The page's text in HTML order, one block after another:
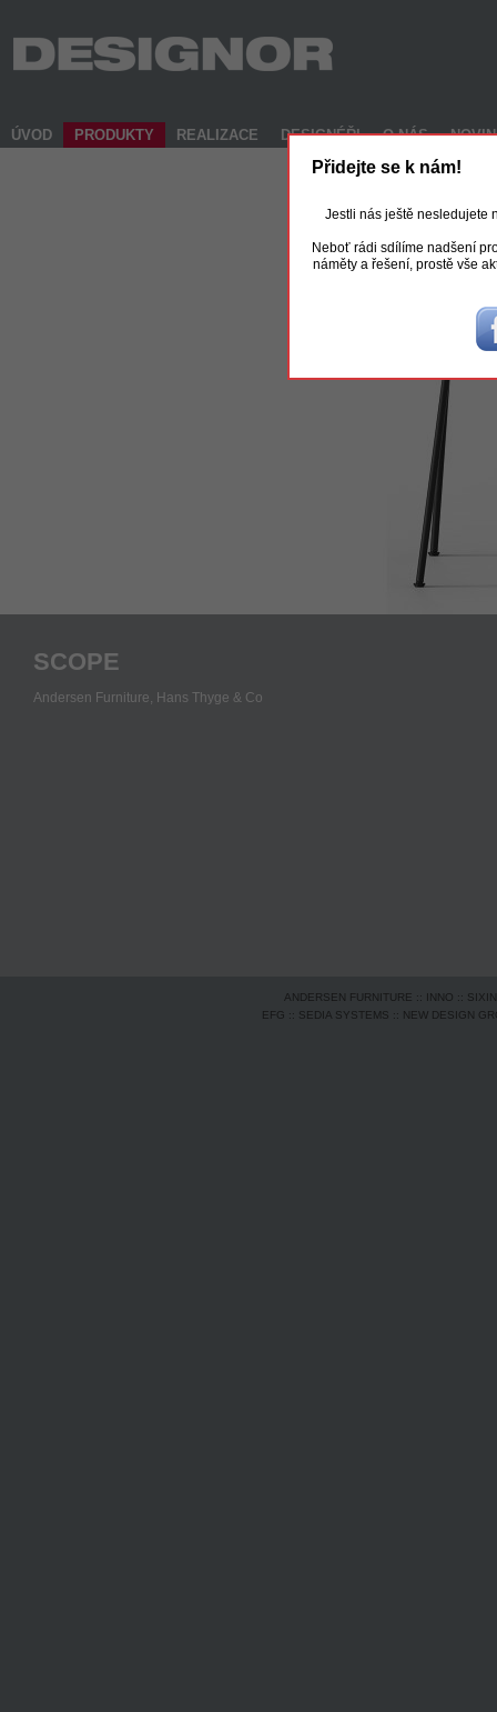
ÚVOD PRODUKTY REALIZACE DESIGNÉŘI O NÁS
SCOPE
Andersen Furniture, Hans Thyge & Co
ANDERSEN FURNITURE :: INNO ::
EFG :: SEDIA SYSTEMS :: NEW DESIGN
Přidejte se k nám!
Jestli nás ještě nesledujete
Neboť rádi sdílíme nadšení
náměty a řešení, prostě vše